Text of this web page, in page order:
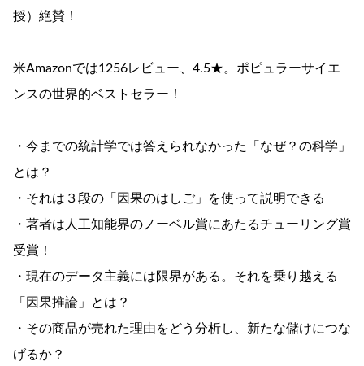
授）絶賛！
米Amazonでは1256レビュー、4.5★。ポピュラーサイエ
ンスの世界的ベストセラー！
・今までの統計学では答えられなかった「なぜ？の科学」
とは？
・それは３段の「因果のはしご」を使って説明できる
・著者は人工知能界のノーベル賞にあたるチューリング賞
受賞！
・現在のデータ主義には限界がある。それを乗り越える
「因果推論」とは？
・その商品が売れた理由をどう分析し、新たな儲けにつな
げるか？